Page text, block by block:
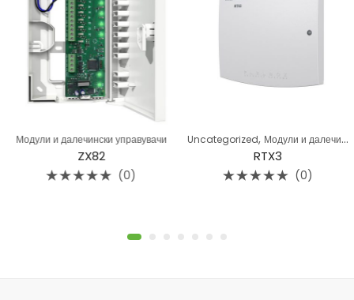
Модули и далечински управувачи
ZX82
(0)
Uncategorized, Модули и далечински управувачи
RTX3
(0)